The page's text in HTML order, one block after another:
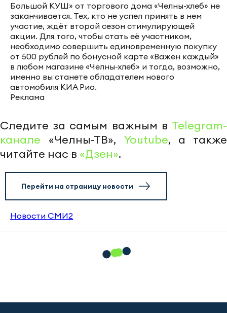
Большой КУШ» от торгового дома «Челны-хлеб» не
заканчивается. Тех, кто не успел принять в нем
участие, ждёт второй сезон стимулирующей
акции. Для того, чтобы стать её участником,
необходимо совершить единовременную покупку
от 500 рублей по бонусной карте «Важен каждый»
в любом магазине «Челны-хлеб» и тогда, возможно,
именно вы станете обладателем нового
автомобиля КИА Рио.
Реклама
Следите за самым важным в Telegram-
канале «Челны-ТВ», Youtube, а также
читайте нас в «Дзен».
Перейти на страницу новости
Новости СМИ2